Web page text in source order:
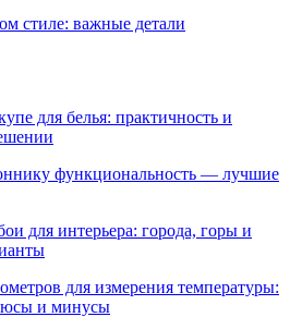
стиле: важные детали
для белья: практичность и
функциональность — лучшие
для интерьера: города, горы и
для измерения температуры:
и минусы